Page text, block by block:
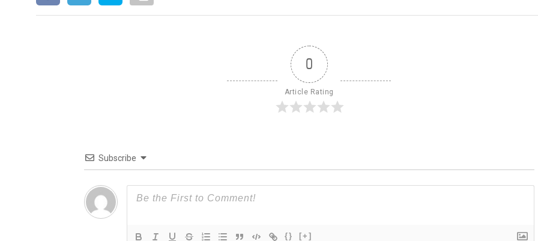
0
Article Rating
Subscribe
{} [+]